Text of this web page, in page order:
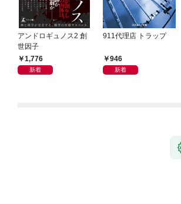
アンドロギュノス2 創
世因子
1,776
新着
911代理店 トラップ
946
新着